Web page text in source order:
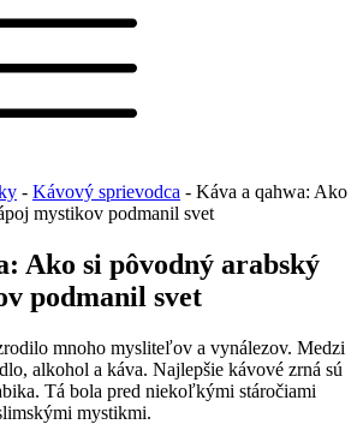
- Kávový sprievodca - Káva a qahwa: Ako
mystikov podmanil svet
Ako si pôvodný arabský
podmanil svet
mnoho mysliteľov a vynálezov. Medzi
alkohol a káva. Najlepšie kávové zrná sú
Tá bola pred niekoľkými stáročiami
mystikmi.